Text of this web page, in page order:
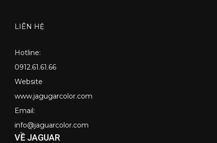
LIÊN HỆ
Hotline:
0912.61.61.66
Website
www.jagugarcolor.com
Email:
info@jaguarcolor.com
VỀ JAGUAR